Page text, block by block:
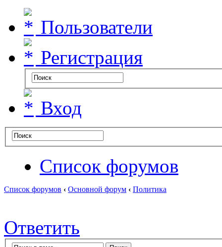
Пользователи
Регистрация
Вход
Список форумов
Список форумов ‹ Основной форум ‹ Политика
Ответить